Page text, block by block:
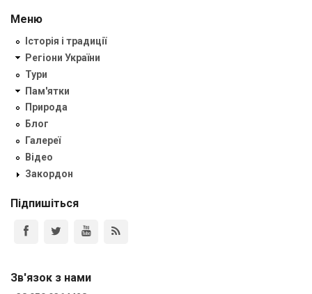
Меню
Історія і традиції
Регіони України
Тури
Пам'ятки
Природа
Блог
Галереї
Відео
Закордон
Підпишіться
Зв'язок з нами